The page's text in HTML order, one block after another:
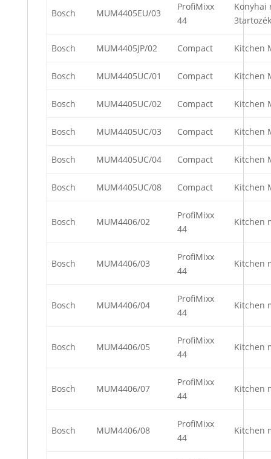
Bosch MUM4405EU/03
ProfiMixx
44
Konyhai
Bosch MUM4405JP/02 Compact Kitchen
Bosch MUM4405UC/01 Compact Kitchen
Bosch MUM4405UC/02 Compact Kitchen
Bosch MUM4405UC/03 Compact Kitchen
Bosch MUM4405UC/04 Compact Kitchen
Bosch MUM4405UC/08 Compact Kitchen
Bosch MUM4406/02
ProfiMixx
44
Kitchen
Bosch MUM4406/03
ProfiMixx
44
Kitchen
Bosch MUM4406/04
ProfiMixx
44
Kitchen
Bosch MUM4406/05
ProfiMixx
44
Kitchen
Bosch MUM4406/07
ProfiMixx
44
Kitchen
Bosch MUM4406/08
ProfiMixx
44
Kitchen